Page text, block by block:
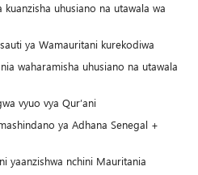
uhusiano na utawala wa
ya Wamauritani kurekodiwa
waharamisha uhusiano na utawala
vyuo vya Qur’ani
ya Adhana Senegal +
yaanzishwa nchini Mauritania